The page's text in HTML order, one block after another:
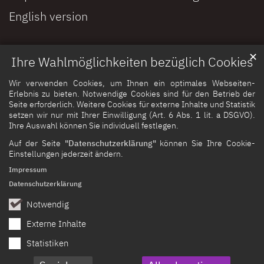
Ihre Wahlmöglichkeiten bezüglich Cookies
Wir verwenden Cookies, um Ihnen ein optimales Webseiten-
Erlebnis zu bieten. Notwendige Cookies sind für den Betrieb der
Seite erforderlich. Weitere Cookies für externe Inhalte und Statistik
setzen wir nur mit Ihrer Einwilligung (Art. 6 Abs. 1 lit. a DSGVO).
Ihre Auswahl können Sie individuell festlegen.
Auf der Seite "Datenschutzerklärung"können Sie Ihre Cookie-
Einstellungen jederzeit ändern.
Notwendig
Externe Inhalte
Statistiken
✕
Impressum
Datenschutzerklärung
English version